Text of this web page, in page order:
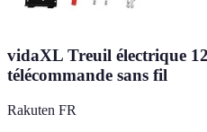
vidaXL Treuil électrique
télécommande sans fil
Rakuten FR